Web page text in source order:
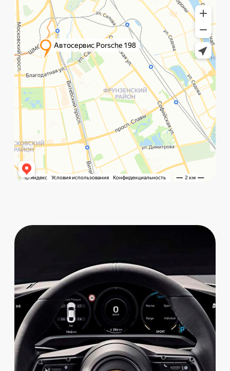
Главная ПозвонитьWhat`s app Контакты Услуги
Политика обработки данных
©️ Porsche 198. Все права защищены 2025
Разработка и маркетинг: Global Code
Санкт-Петербург,
Рощинская улица, 32Е
ПН-ПТ
с 10:00 до 21:00